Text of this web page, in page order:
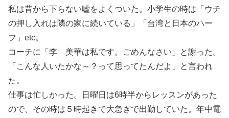
私は昔から下らない嘘をよくついた。小学生の時は「ウチ
の押し入れは隣の家に続いている」「台湾と日本のハー
フ」etc。
コーチに「李 美華は私です。ごめんなさい」と謝った。
「こんな人いたかな～？って思ってたんだよ」と言われ
た。
仕事は忙しかった。日曜日は6時半からレッスンがあった
ので、その時は５時起きで大急ぎで出勤していた。年中電